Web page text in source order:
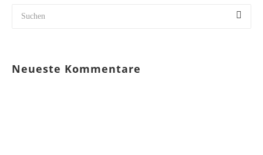
Neueste Kommentare